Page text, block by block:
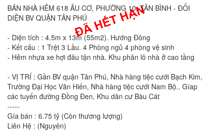
BÁN NHÀ HẺM 618 ÂU CƠ, PHƯỜNG 10, TÂN BÌNH - ĐỐI
DIỆN BV QUẬN TÂN PHÚ
- Diện tích : 4.5m x 13m (55m2). Hướng Đông
- Kết cấu : 1 Trệt 3 Lầu. 4 Phòng ngủ 4 phòng vệ sinh
- Hẻm nhựa xe hợi đâu tận nhà. Khu phân lô nhà ở cao tầng
- VỊ TRÍ : Gần BV quận Tân Phú, Nhà hàng tiệc cưới Bạch Kim,
Trường Đại Học Văn Hiến, Nhà hàng tiệc cưới Nam Bộ.. Gíap
các tuyến đường Đồng Đen, Khu dân cư Bàu Cát
-----
Gía bán : 6.75 tỷ (Còn thương lượng)
Liên Hệ : (Nguyên)